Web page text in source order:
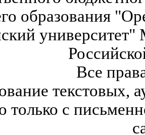
образования
университет"
Все
текстовых,
только с